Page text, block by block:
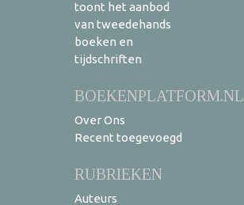
toont het aanbod
van tweedehands
boeken en
tijdschriften
BOEKENPLATFORM.NL
Over Ons
Recent toegevoegd
RUBRIEKEN
Auteurs